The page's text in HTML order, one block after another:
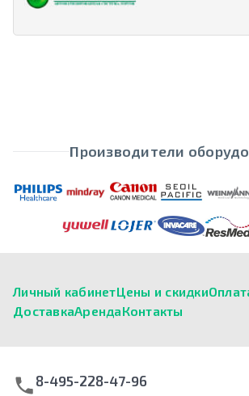
Производители
Личный кабинетЦены и скидки
ДоставкаАрендаКонтакты
8-495-228-47-96